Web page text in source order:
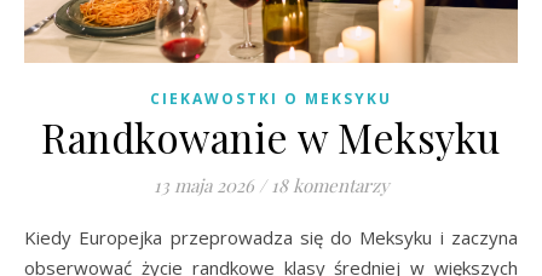
CIEKAWOSTKI O MEKSYKU
Randkowanie w Meksyku
13 maja 2026 / 18 komentarzy
Kiedy Europejka przeprowadza się do Meksyku i zaczyna
obserwować życie randkowe klasy średniej w większych